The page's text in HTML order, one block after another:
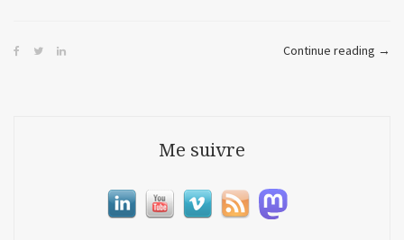
Continue reading « La
→
Me suivre